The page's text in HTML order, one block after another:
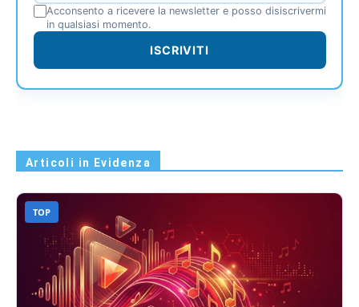
Acconsento a ricevere la newsletter e posso disiscrivermi
in qualsiasi momento.
ISCRIVITI
Articoli in Evidenza
TOP